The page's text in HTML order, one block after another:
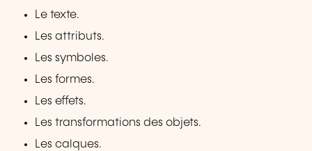
Le texte.
Les attributs.
Les symboles.
Les formes.
Les effets.
Les transformations des objets.
Les calques.